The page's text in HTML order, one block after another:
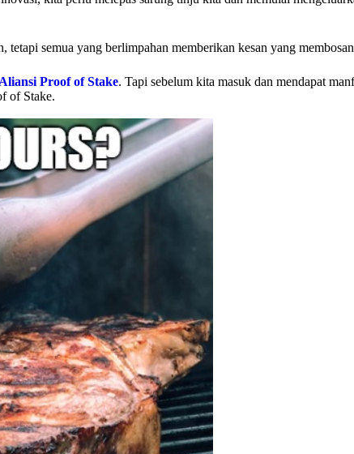
semua yang berlimpahan memberikan kesan yang
Aliansi Proof of Stake. Tapi sebelum kita masuk dan mendapat
of Stake.